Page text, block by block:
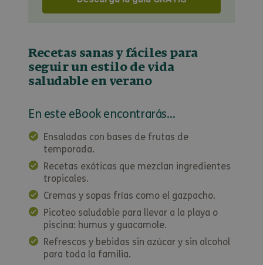
Recetas sanas y fáciles para
seguir un estilo de vida
saludable en verano
En este eBook encontrarás…
Ensaladas con bases de frutas de
temporada.
Recetas exóticas que mezclan ingredientes
tropicales.
Cremas y sopas frías como el gazpacho.
Picoteo saludable para llevar a la playa o
piscina: humus y guacamole.
Refrescos y bebidas sin azúcar y sin alcohol
para toda la familia.